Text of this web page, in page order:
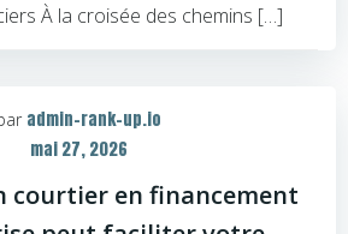
À la croisée des chemins […]
admin-rank-up.io
mai 27, 2026
courtier en financement